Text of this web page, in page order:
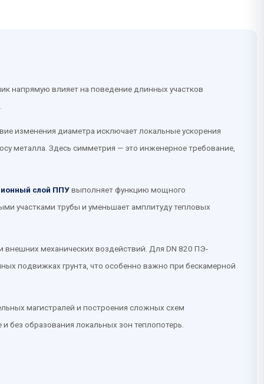
напрямую влияет на поведение длинных участков
изменения диаметра исключает локальные ускорения
металла. Здесь симметрия — это инженерное требование,
слой ППУвыполняет функцию мощного
участками трубы и уменьшает амплитуду тепловых
внешних механических воздействий. Для DN 820 ПЭ-
подвижках грунта, что особенно важно при бескамерной
магистралей и построения сложных схем
без образования локальных зон теплопотерь.